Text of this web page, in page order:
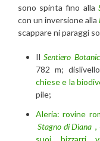
sono spinta fino alla
con un inversione alla
scappare ni paraggi
IlSentiero
782 m;
chiese e la
pile;
Aleria: rovine
Stagno di Diana,